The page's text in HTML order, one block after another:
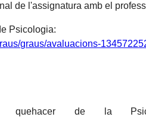
de l'assignatura amb el
Psicologia:
graus/avaluacions-
de la